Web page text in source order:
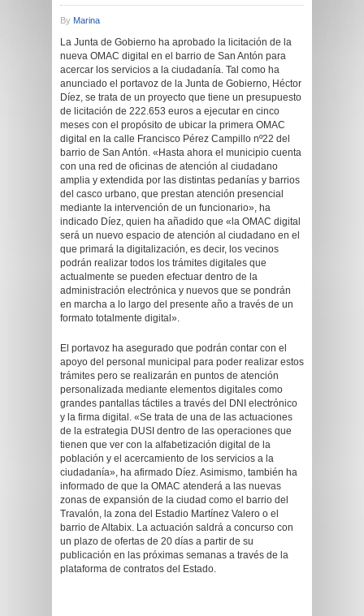
By Marina
La Junta de Gobierno ha aprobado la licitación de la
nueva OMAC digital en el barrio de San Antón para
acercar los servicios a la ciudadanía. Tal como ha
anunciado el portavoz de la Junta de Gobierno, Héctor
Díez, se trata de un proyecto que tiene un presupuesto
de licitación de 222.653 euros a ejecutar en cinco
meses con el propósito de ubicar la primera OMAC
digital en la calle Francisco Pérez Campillo nº22 del
barrio de San Antón. «Hasta ahora el municipio cuenta
con una red de oficinas de atención al ciudadano
amplia y extendida por las distintas pedanías y barrios
del casco urbano, que prestan atención presencial
mediante la intervención de un funcionario», ha
indicado Díez, quien ha añadido que «la OMAC digital
será un nuevo espacio de atención al ciudadano en el
que primará la digitalización, es decir, los vecinos
podrán realizar todos los trámites digitales que
actualmente se pueden efectuar dentro de la
administración electrónica y nuevos que se pondrán
en marcha a lo largo del presente año a través de un
formato totalmente digital».
El portavoz ha asegurado que podrán contar con el
apoyo del personal municipal para poder realizar estos
trámites pero se realizarán en puntos de atención
personalizada mediante elementos digitales como
grandes pantallas táctiles a través del DNI electrónico
y la firma digital. «Se trata de una de las actuaciones
de la estrategia DUSI dentro de las operaciones que
tienen que ver con la alfabetización digital de la
población y el acercamiento de los servicios a la
ciudadanía», ha afirmado Díez. Asimismo, también ha
informado de que la OMAC atenderá a las nuevas
zonas de expansión de la ciudad como el barrio del
Travalón, la zona del Estadio Martínez Valero o el
barrio de Altabix. La actuación saldrá a concurso con
un plazo de ofertas de 20 días a partir de su
publicación en las próximas semanas a través de la
plataforma de contratos del Estado.